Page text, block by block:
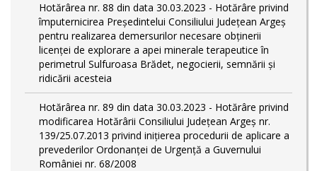
Hotărârea nr. 88 din data 30.03.2023 - Hotărâre privind
împuternicirea Președintelui Consiliului Județean Argeș
pentru realizarea demersurilor necesare obținerii
licenței de explorare a apei minerale terapeutice în
perimetrul Sulfuroasa Brădet, negocierii, semnării și
ridicării acesteia
Hotărârea nr. 89 din data 30.03.2023 - Hotărâre privind
modificarea Hotărârii Consiliului Județean Argeș nr.
139/25.07.2013 privind inițierea procedurii de aplicare a
prevederilor Ordonanței de Urgență a Guvernului
României nr. 68/2008